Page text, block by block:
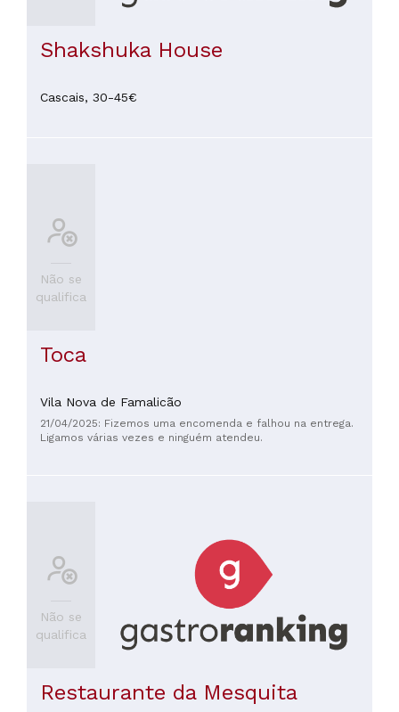
Shakshuka House
Cascais, 30-45€
Não se
qualifica
Toca
Vila Nova de Famalicão
21/04/2025: Fizemos uma encomenda e falhou na entrega.
Ligamos várias vezes e ninguém atendeu.
Não se
qualifica
Restaurante da Mesquita